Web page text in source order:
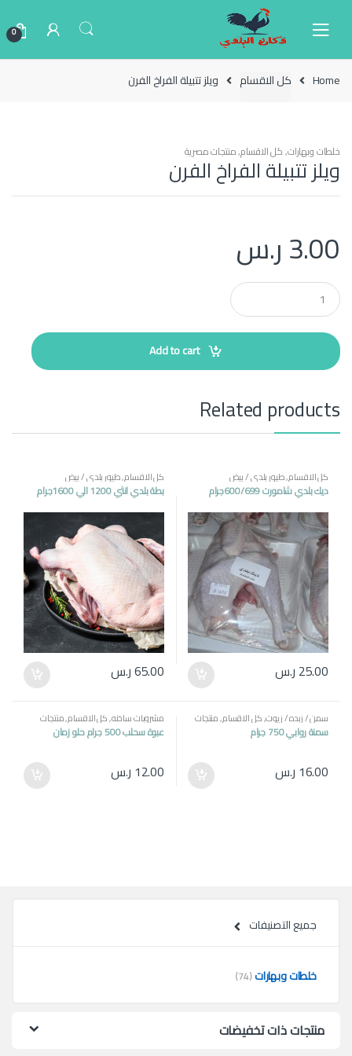
0
Home كل الاقسام ويلز تتبيلة الفراخ الفرن
خلطات وبهارات,كل الاقسام,منتجات مصرية
ويلز تتبيلة الفراخ الفرن
3.00ر.س
Q
u
a
t
i
Add to cart
Related products
كل الاقسام,طيور بلدي / بيض
ديك بلدي شامورت 600/699جرام
25.00 ر.س
كل الاقسام,طيور بلدي / بيض
بطة بلدي انثي 1200 الي 1600جرام
65.00ر.س
سمن / زبده / زيوت,كل الاقسام,منتجات
مصرية
سمنة روابي 750 جرام
16.00 ر.س
مشروبات ساخنه,كل الاقسام,منتجات
مصرية
عبوة سحلب 500 جرام حلو زمان
12.00 ر.س
جميع التصنيفات
خلطات وبهارات(74)
منتجات ذات تخفيضات